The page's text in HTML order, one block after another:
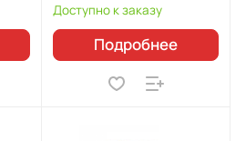
Доступно к заказу
Подробнее